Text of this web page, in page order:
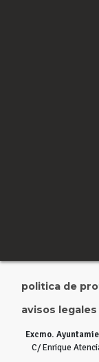
politica de
avisos legales
Excmo.
C/ Enrique